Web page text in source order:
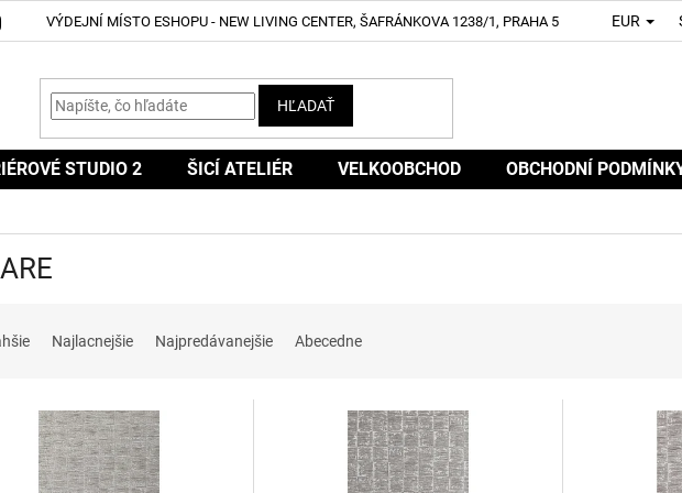
VÝDEJNÍ MÍSTO ESHOPU - NEW LIVING CENTER, ŠAFRÁNKOVA 1238/1, PRAHA 5 EUR
HĽADAŤ
STUDIO 2 ŠICÍ ATELIÉR VELKOOBCHOD OBCHODNÍ
Najlacnejšie Najpredávanejšie Abecedne